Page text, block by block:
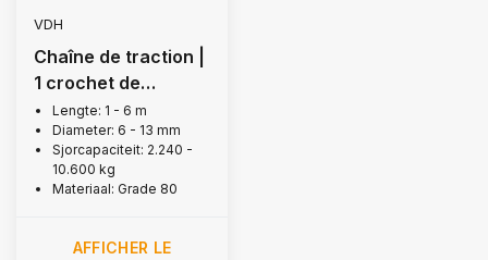
VDH
Chaîne de traction |
1 crochet de
raccourcissement,
Grade 80
Lengte: 1 - 6 m
Diameter: 6 - 13 mm
Sjorcapaciteit: 2.240 -
10.600 kg
Materiaal: Grade 80
AFFICHER LE